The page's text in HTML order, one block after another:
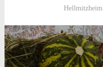
Hellmitzheim